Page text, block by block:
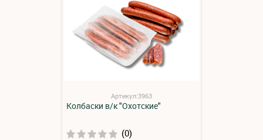
Артикул:3963
Колбаски в/к "Охотские"
(0)